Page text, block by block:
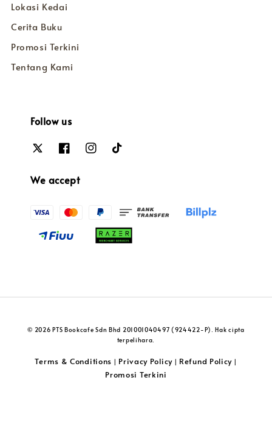
Lokasi Kedai
Cerita Buku
Promosi Terkini
Tentang Kami
Follow us
We accept
© 2026 PTS Bookcafe Sdn Bhd 201001040497 (924422-P). Hak cipta
terpelihara.
Terms & Conditions | Privacy Policy| Refund Policy |
Promosi Terkini